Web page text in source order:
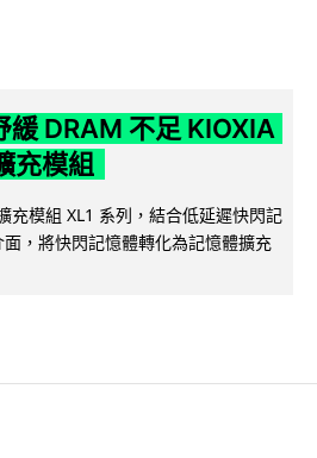
緩 DRAM 不足 KIOXIA
充模組
充模組 XL1 系列，結合低延遲快閃記
面，將快閃記憶體轉化為記憶體擴充